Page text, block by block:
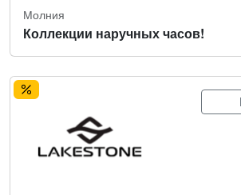
Молния
Коллекции наручных часов!